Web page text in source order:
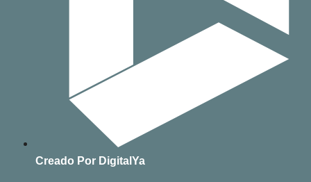
Creado Por DigitalYa